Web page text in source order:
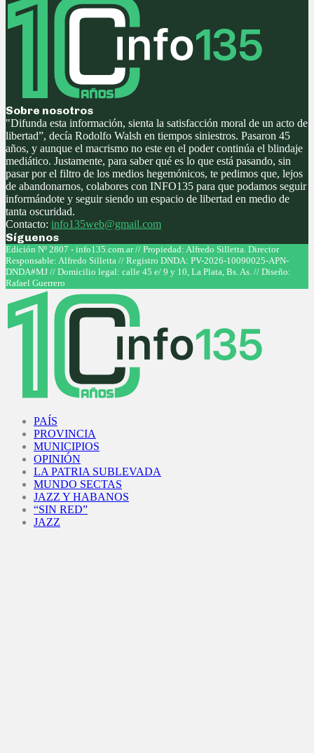
Sobre nosotros
"Difunda esta información, sienta la satisfacción moral de un acto de
libertad”, decía Rodolfo Walsh en tiempos siniestros. Pasaron 45
años, y aunque el macrismo no este en el poder continúa el blindaje
mediático. Justamente, para saber qué es lo que está pasando, sin
pasar por el filtro de los medios hegemónicos, te pedimos que, lejos
de abandonarnos, colabores con INFO135 para que podamos seguir
informándote y seguir siendo un espacio de libertad en medio de
tanta oscuridad.
Contacto: info135web@gmail.com
Síguenos
Facebook
Twitter
Instagram
Youtube
Edición Nº 2807 - info135.com.ar // Propiedad: Alfredo Silletta. Director
Responsable: Alfredo Silletta // Registro DNDA: PV-2026-10090025-APN-
DNDA#MJ // Domicilio legal: calle 45 e/ 9 y 10, La Plata, Bs. As. // Diseño:
Rafael Guerrero
PAÍS
PROVINCIA
MUNICIPIOS
OPINIÓN
LA PATRIA SUBLEVADA
MUNDO SECTAS
JAZZ Y HABANOS
“SIN RED”
JAZZ